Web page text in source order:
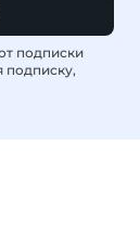
подписки